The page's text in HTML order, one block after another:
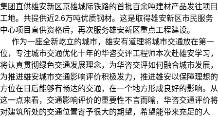
集团直供雄安新区京雄城际铁路的首批百余吨建材产品发往项目
工地。共提供近2.6万吨优质钢材。这是取得雄安新区市民服务
中心项目直供资格后，再次服务雄安新区重点工程建设。
作为一座全新屹立的城市，雄安有道理将城市交通放在第一
位，专注城市交通优化十年的华咨交评工程师本次赴雄安学习，
将认真贯彻绿色交通发展理念，为华咨交评如何融合城市发展，
为推进雄安城市交通影响评价积极发力，推进雄安以保障理想的
方位在日后能够有畅达的交通，在一个地方形成良好的影响。从
这一点来看，交通影响评价的重要性不言而喻，华咨交通评价将
对建筑所处的交通位置寄予很大的期望，希望能带来充足的人